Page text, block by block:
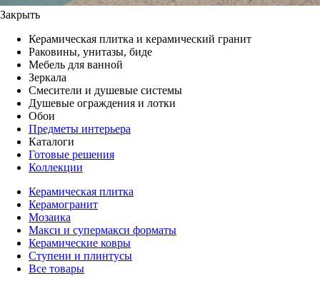
Закрыть
Керамическая плитка и керамический гранит
Раковины, унитазы, биде
Мебель для ванной
Зеркала
Смесители и душевые системы
Душевые ограждения и лотки
Обои
Предметы интерьера
Каталоги
Готовые решения
Коллекции
Керамическая плитка
Керамогранит
Мозаика
Макси и супермакси форматы
Керамические ковры
Ступени и плинтусы
Все товары